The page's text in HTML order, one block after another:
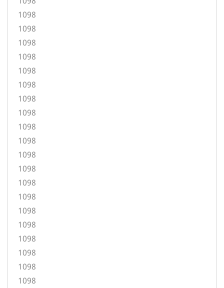
1098
1098
1098
1098
1098
1098
1098
1098
1098
1098
1098
1098
1098
1098
1098
1098
1098
1098
1098
1098